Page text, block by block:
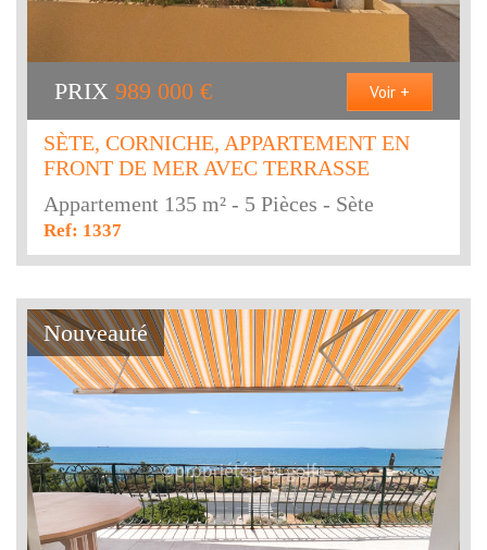
PRIX 989 000 € Voir +
SÈTE, CORNICHE, APPARTEMENT EN
FRONT DE MER AVEC TERRASSE
Appartement 135 m² - 5 Pièces - Sète
Ref: 1337
Nouveauté